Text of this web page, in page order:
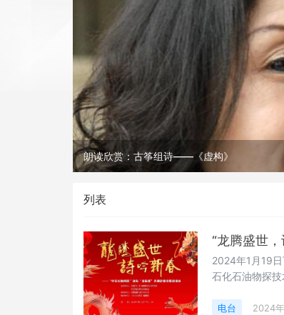
朗读欣赏：古筝组诗——《虚构》
列表
“龙腾盛世
2024年1月19
石化石油物探技
电台 2024